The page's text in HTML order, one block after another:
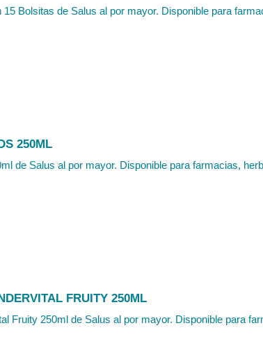
15 Bolsitas de Salus al por mayor. Disponible para
250ML
de Salus al por mayor. Disponible para farmacias,
FRUITY 250ML
Fruity 250ml de Salus al por mayor. Disponible para